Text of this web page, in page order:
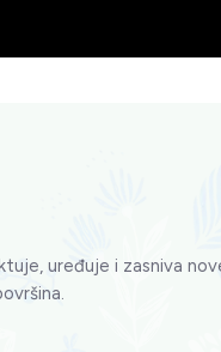
uređuje i zasniva